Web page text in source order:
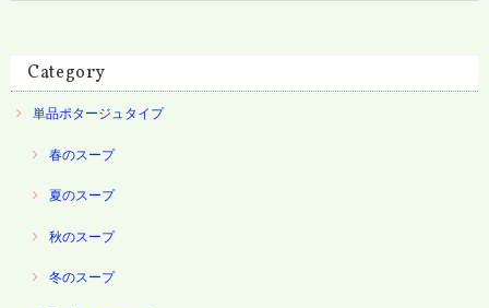
Category
単品ポタージュタイプ
春のスープ
夏のスープ
秋のスープ
冬のスープ